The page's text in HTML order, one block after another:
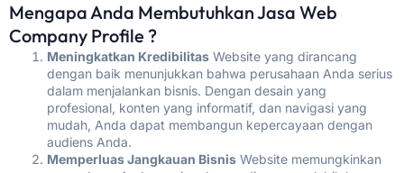
Mengapa Anda Membutuhkan Jasa Web
Company Profile ?
Meningkatkan Kredibilitas Website yang dirancang
dengan baik menunjukkan bahwa perusahaan Anda serius
dalam menjalankan bisnis. Dengan desain yang
profesional, konten yang informatif, dan navigasi yang
mudah, Anda dapat membangun kepercayaan dengan
audiens Anda.
Memperluas Jangkauan Bisnis Website memungkinkan